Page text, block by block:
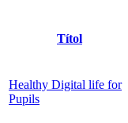
Títol
Healthy Digital life for
Pupils